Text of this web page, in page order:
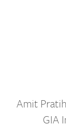
Amit
GIA